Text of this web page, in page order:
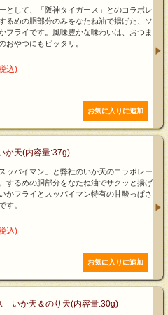
として、「阪神タイガース」とのコラボレ
るめの胴部分のみをなたね油で揚げた、ソ
フライです。風味豊かな味わいは、おつま
おやつにもピッタリ。
込)
か天(内容量:37g)
ッパイマン」と弊社のいか天のコラボレー
するめの胴部分をなたね油でサクッと揚げ
かフライとスッパイマン特有の甘酸っぱさ
す。
込)
いか天＆のり天(内容量:30g)